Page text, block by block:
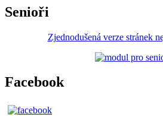
Senioři
Zjednodušená verze stránek
Facebook